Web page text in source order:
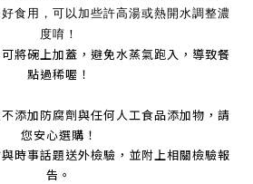
食用，可以加些許高湯或熱開水調整濃
度唷！
將碗上加蓋，避免水蒸氣跑入，導致餐
點過稀喔！
添加防腐劑與任何人工食品添加物，請
您安心選購！
時事話題送外檢驗，並附上相關檢驗報
告。